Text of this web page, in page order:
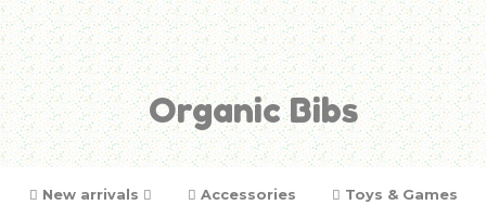
Organic Bibs
New arrivals Accessories Toys & Games